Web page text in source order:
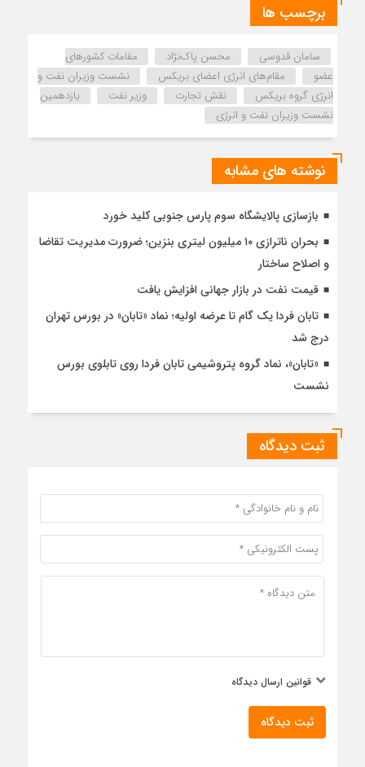
برچسب ها
سامان قدوسی محسن پاک‌نژاد
مقامات کشورهای
عضو
مقام‌های انرژی اعضای بریکس
نشست وزیران نفت و
انرژی گروه بریکس
نقش تجارت وزیر نفت
یازدهمین
نشست وزیران نفت و انرژی
نوشته های مشابه
بازسازی پالایشگاه سوم پارس جنوبی کلید خورد
بحران ناترازی ۱۰ میلیون لیتری بنزین؛ ضرورت مدیریت تقاضا
و اصلاح ساختار
قیمت نفت در بازار جهانی افزایش یافت
تابان فردا یک گام تا عرضه اولیه؛ نماد «تابان» در بورس تهران
درج شد
«تابان»، نماد گروه پتروشیمی تابان فردا روی تابلوی بورس
نشست
ثبت دیدگاه
قوانین ارسال دیدگاه
ثبت دیدگاه